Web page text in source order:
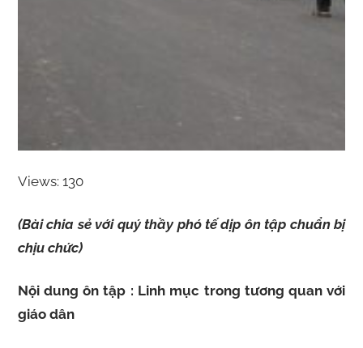
Views: 130
(Bài chia sẻ với quý thầy phó tế dịp ôn tập chuẩn bị
chịu chức)
Nội dung ôn tập : Linh mục trong tương quan với
giáo dân